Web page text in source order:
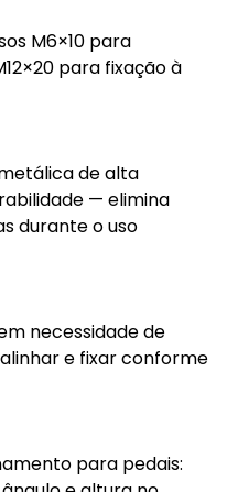
M6×10 para
para fixação à
de alta
— elimina
durante o uso
necessidade de
e fixar conforme
para pedais: